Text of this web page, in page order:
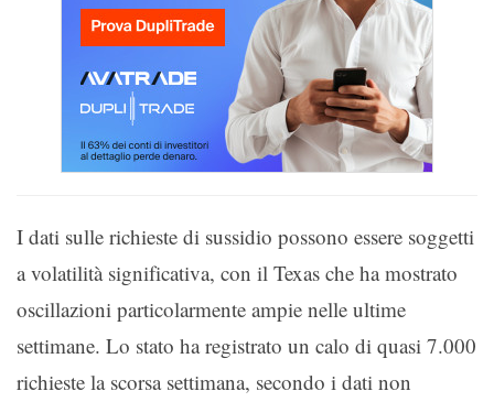
I dati sulle richieste di sussidio possono essere soggetti
a volatilità significativa, con il Texas che ha mostrato
oscillazioni particolarmente ampie nelle ultime
settimane. Lo stato ha registrato un calo di quasi 7.000
richieste la scorsa settimana, secondo i dati non